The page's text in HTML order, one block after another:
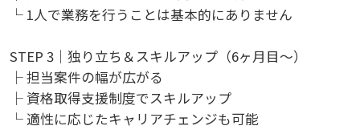
└ 1人で業務を行うことは基本的にありません
STEP 3｜独り立ち＆スキルアップ（6ヶ月目～）
├ 担当案件の幅が広がる
├ 資格取得支援制度でスキルアップ
└ 適性に応じたキャリアチェンジも可能